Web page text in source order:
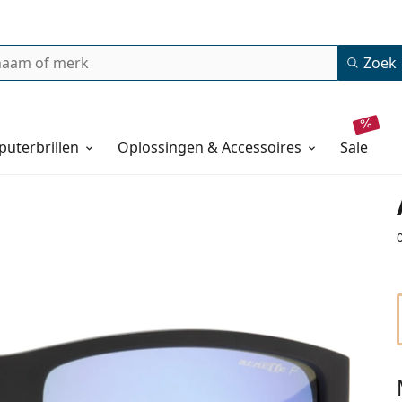
Zoek
Oplossingen & Accessoires sale